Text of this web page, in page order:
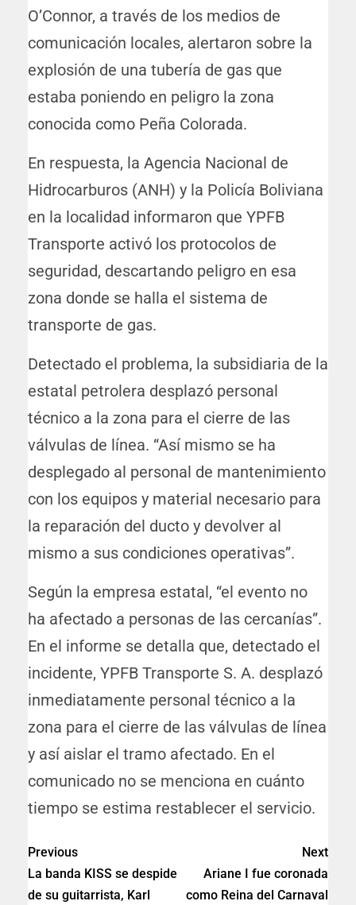
O’Connor, a través de los medios de
comunicación locales, alertaron sobre la
explosión de una tubería de gas que
estaba poniendo en peligro la zona
conocida como Peña Colorada.
En respuesta, la Agencia Nacional de
Hidrocarburos (ANH) y la Policía Boliviana
en la localidad informaron que YPFB
Transporte activó los protocolos de
seguridad, descartando peligro en esa
zona donde se halla el sistema de
transporte de gas.
Detectado el problema, la subsidiaria de la
estatal petrolera desplazó personal
técnico a la zona para el cierre de las
válvulas de línea. “Así mismo se ha
desplegado al personal de mantenimiento
con los equipos y material necesario para
la reparación del ducto y devolver al
mismo a sus condiciones operativas”.
Según la empresa estatal, “el evento no
ha afectado a personas de las cercanías”.
En el informe se detalla que, detectado el
incidente, YPFB Transporte S. A. desplazó
inmediatamente personal técnico a la
zona para el cierre de las válvulas de línea
y así aislar el tramo afectado. En el
comunicado no se menciona en cuánto
tiempo se estima restablecer el servicio.
Previous
La banda KISS se despide
de su guitarrista, Karl
Next
Ariane I fue coronada
como Reina del Carnaval